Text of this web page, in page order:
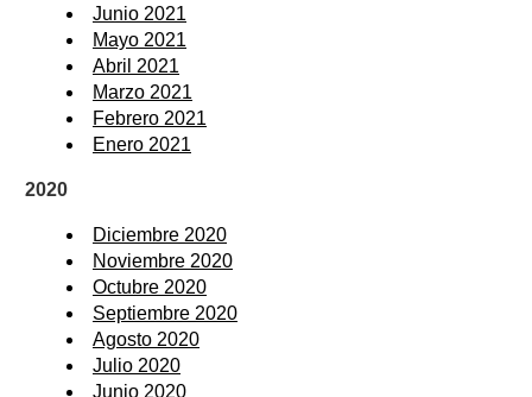
Junio 2021
Mayo 2021
Abril 2021
Marzo 2021
Febrero 2021
Enero 2021
2020
Diciembre 2020
Noviembre 2020
Octubre 2020
Septiembre 2020
Agosto 2020
Julio 2020
Junio 2020